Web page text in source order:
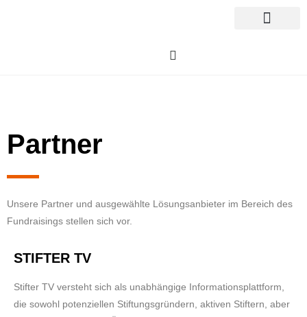
Partner
Unsere Partner und ausgewählte Lösungsanbieter im Bereich des
Fundraisings stellen sich vor.
STIFTER TV
Stifter TV versteht sich als unabhängige Informationsplattform,
die sowohl potenziellen Stiftungsgründern, aktiven Stiftern, aber